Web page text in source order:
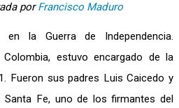
porFrancisco Maduro
en la Guerra de Independencia.
estuvo encargado de la
Fueron sus padres Luis Caicedo y
Santa Fe, uno de los firmantes del